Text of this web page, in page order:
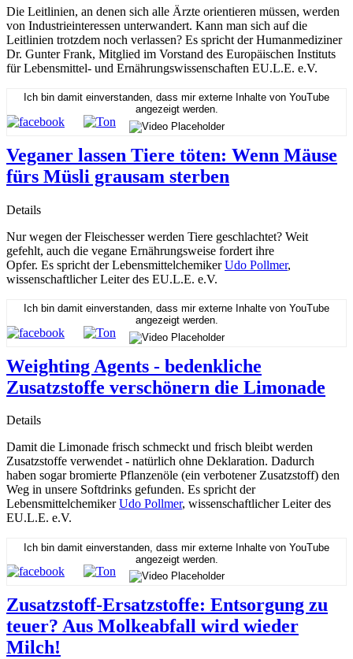
Die Leitlinien, an denen sich alle Ärzte orientieren müssen, werden
von Industrieinteressen unterwandert. Kann man sich auf die
Leitlinien trotzdem noch verlassen? Es spricht der Humanmediziner
Dr. Gunter Frank, Mitglied im Vorstand des Europäischen Instituts
für Lebensmittel- und Ernährungswissenschaften EU.L.E. e.V.
Ich bin damit einverstanden, dass mir externe Inhalte von YouTube
angezeigt werden.
Veganer lassen Tiere töten: Wenn Mäuse
fürs Müsli grausam sterben
Details
Nur wegen der Fleischesser werden Tiere geschlachtet? Weit
gefehlt, auch die vegane Ernährungsweise fordert ihre
Opfer. Es spricht der LebensmittelchemikerUdo Pollmer,
wissenschaftlicher Leiter des EU.L.E. e.V.
Ich bin damit einverstanden, dass mir externe Inhalte von YouTube
angezeigt werden.
Weighting Agents - bedenkliche
Zusatzstoffe verschönern die Limonade
Details
Damit die Limonade frisch schmeckt und frisch bleibt werden
Zusatzstoffe verwendet - natürlich ohne Deklaration. Dadurch
haben sogar bromierte Pflanzenöle (ein verbotener Zusatzstoff) den
Weg in unsere Softdrinks gefunden. Es spricht der
LebensmittelchemikerUdo Pollmer, wissenschaftlicher Leiter des
EU.L.E. e.V.
Ich bin damit einverstanden, dass mir externe Inhalte von YouTube
angezeigt werden.
Zusatzstoff-Ersatzstoffe: Entsorgung zu
teuer? Aus Molkeabfall wird wieder
Milch!